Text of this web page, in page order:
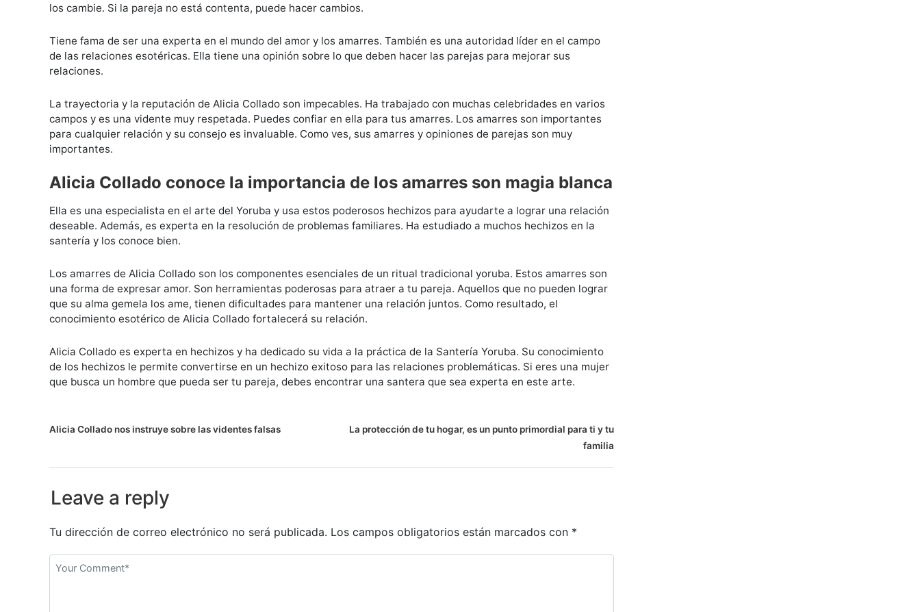
los cambie. Si la pareja no está contenta, puede hacer cambios.
Tiene fama de ser una experta en el mundo del amor y los amarres. También es una autoridad líder en el campo
de las relaciones esotéricas. Ella tiene una opinión sobre lo que deben hacer las parejas para mejorar sus
relaciones.
La trayectoria y la reputación de Alicia Collado son impecables. Ha trabajado con muchas celebridades en varios
campos y es una vidente muy respetada. Puedes confiar en ella para tus amarres. Los amarres son importantes
para cualquier relación y su consejo es invaluable. Como ves, sus amarres y opiniones de parejas son muy
importantes.
Alicia Collado conoce la importancia de los amarres son magia blanca
Ella es una especialista en el arte del Yoruba y usa estos poderosos hechizos para ayudarte a lograr una relación
deseable. Además, es experta en la resolución de problemas familiares. Ha estudiado a muchos hechizos en la
santería y los conoce bien.
Los amarres de Alicia Collado son los componentes esenciales de un ritual tradicional yoruba. Estos amarres son
una forma de expresar amor. Son herramientas poderosas para atraer a tu pareja. Aquellos que no pueden lograr
que su alma gemela los ame, tienen dificultades para mantener una relación juntos. Como resultado, el
conocimiento esotérico de Alicia Collado fortalecerá su relación.
Alicia Collado es experta en hechizos y ha dedicado su vida a la práctica de la Santería Yoruba. Su conocimiento
de los hechizos le permite convertirse en un hechizo exitoso para las relaciones problemáticas. Si eres una mujer
que busca un hombre que pueda ser tu pareja, debes encontrar una santera que sea experta en este arte.
N
v
e
g
a
Alicia Collado nos instruye sobre las videntes falsas
La protección de tu hogar, es un punto primordial para ti y tu
familia
Leave a reply
Tu dirección de correo electrónico no será publicada. Los campos obligatorios están marcados con *